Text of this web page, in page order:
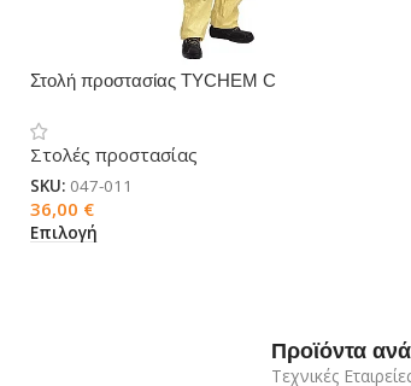
Στολή προστασίας TYCHEM C
Στολές προστασίας
SKU: 047-011
36,00 €
Επιλογή
Προϊόντα
Τεχνικές